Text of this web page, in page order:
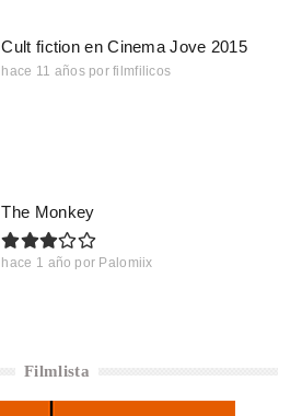
Cult fiction en Cinema Jove 2015
hace 11 años por filmfilicos
The Monkey
hace 1 año por Palomiix
Filmlista